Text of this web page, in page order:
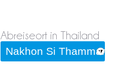
Abreiseort in Thailand